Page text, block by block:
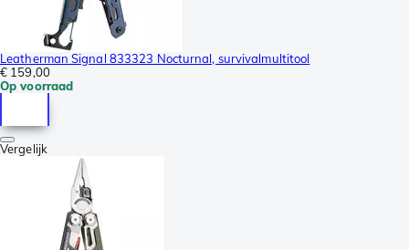
Leatherman Signal 833323 Nocturnal, survivalmultitool
€ 159,00
Op voorraad
Vergelijk